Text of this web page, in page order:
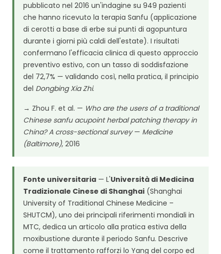
pubblicato nel 2016 un'indagine su 949 pazienti
che hanno ricevuto la terapia Sanfu (applicazione
di cerotti a base di erbe sui punti di agopuntura
durante i giorni più caldi dell'estate). I risultati
confermano l'efficacia clinica di questo approccio
preventivo estivo, con un tasso di soddisfazione
del 72,7% — validando così, nella pratica, il principio
del Dongbing Xia Zhi.
→ Zhou F. et al. — Who are the users of a traditional
Chinese sanfu acupoint herbal patching therapy in
China? A cross-sectional survey— Medicine
(Baltimore), 2016
Fonte universitaria — L'Università di Medicina
Tradizionale Cinese di Shanghai (Shanghai
University of Traditional Chinese Medicine –
SHUTCM), uno dei principali riferimenti mondiali in
MTC, dedica un articolo alla pratica estiva della
moxibustione durante il periodo Sanfu. Descrive
come il trattamento rafforzi lo Yang del corpo ed